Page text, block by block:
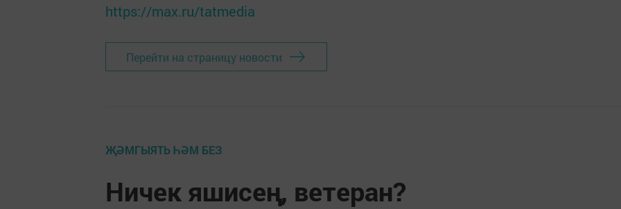
https://max.ru/tatmedia
Перейти на страницу новости
ҖӘМГЫЯТЬ ҺӘМ БЕЗ
Ничек яшисең, ветеран?